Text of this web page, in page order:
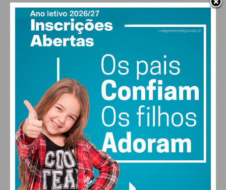
27,0k
Fans
0 1,2k
577
Readers
MAIS POPULARES